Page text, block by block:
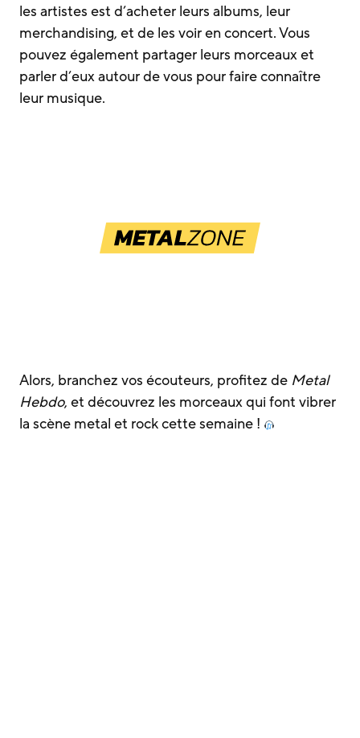
les artistes est d’acheter leurs albums, leur
merchandising, et de les voir en concert. Vous
pouvez également partager leurs morceaux et
parler d’eux autour de vous pour faire connaître
leur musique.
Alors, branchez vos écouteurs, profitez de Metal
Hebdo, et découvrez les morceaux qui font vibrer
la scène metal et rock cette semaine !